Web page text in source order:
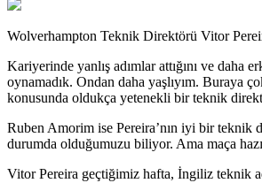
Wolverhampton Teknik Direktörü Vitor
Kariyerinde yanlış adımlar attığını ve
oynamadık. Ondan daha yaşlıyım. Buraya
konusunda oldukça yetenekli bir teknik
Ruben Amorim ise Pereira’nın iyi bir teknik
durumda olduğumuzu biliyor. Ama maça
Vitor Pereira geçtiğimiz hafta, İngiliz teknik